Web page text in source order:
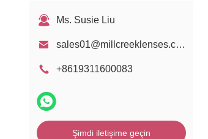
Ms. Susie Liu
sales01@millcreeklenses.com
+8619311600083
Şimdi iletişime geçin